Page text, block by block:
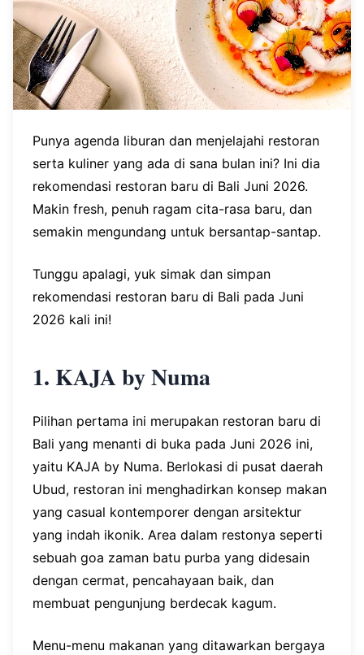
Punya agenda liburan dan menjelajahi restoran
serta kuliner yang ada di sana bulan ini? Ini dia
rekomendasi restoran baru di Bali Juni 2026.
Makin fresh, penuh ragam cita-rasa baru, dan
semakin mengundang untuk bersantap-santap.
Tunggu apalagi, yuk simak dan simpan
rekomendasi restoran baru di Bali pada Juni
2026 kali ini!
1. KAJA by Numa
Pilihan pertama ini merupakan restoran baru di
Bali yang menanti di buka pada Juni 2026 ini,
yaitu KAJA by Numa. Berlokasi di pusat daerah
Ubud, restoran ini menghadirkan konsep makan
yang casual kontemporer dengan arsitektur
yang indah ikonik. Area dalam restonya seperti
sebuah goa zaman batu purba yang didesain
dengan cermat, pencahayaan baik, dan
membuat pengunjung berdecak kagum.
Menu-menu makanan yang ditawarkan bergaya